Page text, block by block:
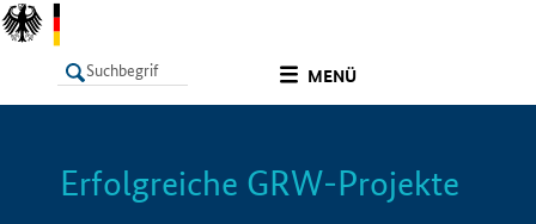
MENÜ
LISTE Info
Erfolgreiche GRW-Projekte